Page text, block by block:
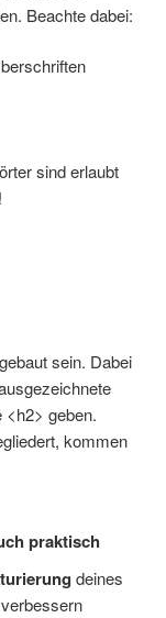
Beachte dabei:
sind erlaubt
sein. Dabei
geben.
kommen
praktisch
deines